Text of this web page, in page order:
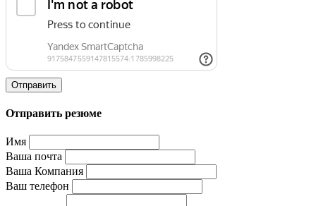
Отправить
Отправить резюме
Имя
Ваша почта
Ваша Компания
Ваш телефон